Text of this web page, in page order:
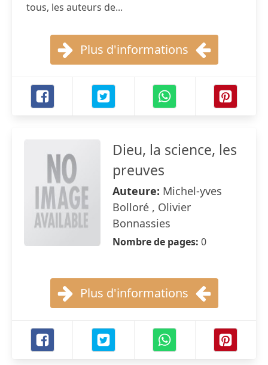
tous, les auteurs de...
Plus d'informations
Dieu, la science, les
preuves
Auteure: Michel-yves
Bolloré , Olivier
Bonnassies
Nombre de pages: 0
Plus d'informations